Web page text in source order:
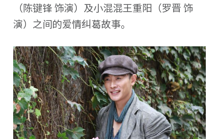
（陈键锋 饰演）及小混混王重阳（罗晋 饰
演）之间的爱情纠葛故事。